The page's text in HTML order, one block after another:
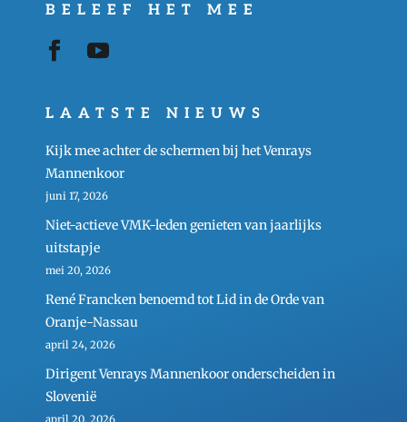
BELEEF HET MEE
LAATSTE NIEUWS
Kijk mee achter de schermen bij het Venrays
Mannenkoor
juni 17, 2026
Niet-actieve VMK-leden genieten van jaarlijks
uitstapje
mei 20, 2026
René Francken benoemd tot Lid in de Orde van
Oranje-Nassau
april 24, 2026
Dirigent Venrays Mannenkoor onderscheiden in
Slovenië
april 20, 2026